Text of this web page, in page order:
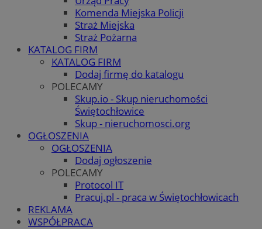
Komenda Miejska Policji
Straż Miejska
Straż Pożarna
KATALOG FIRM
KATALOG FIRM
Dodaj firmę do katalogu
POLECAMY
Skup.io - Skup nieruchomości
Świętochłowice
Skup - nieruchomosci.org
OGŁOSZENIA
OGŁOSZENIA
Dodaj ogłoszenie
POLECAMY
Protocol IT
Pracuj.pl - praca w Świętochłowicach
REKLAMA
WSPÓŁPRACA